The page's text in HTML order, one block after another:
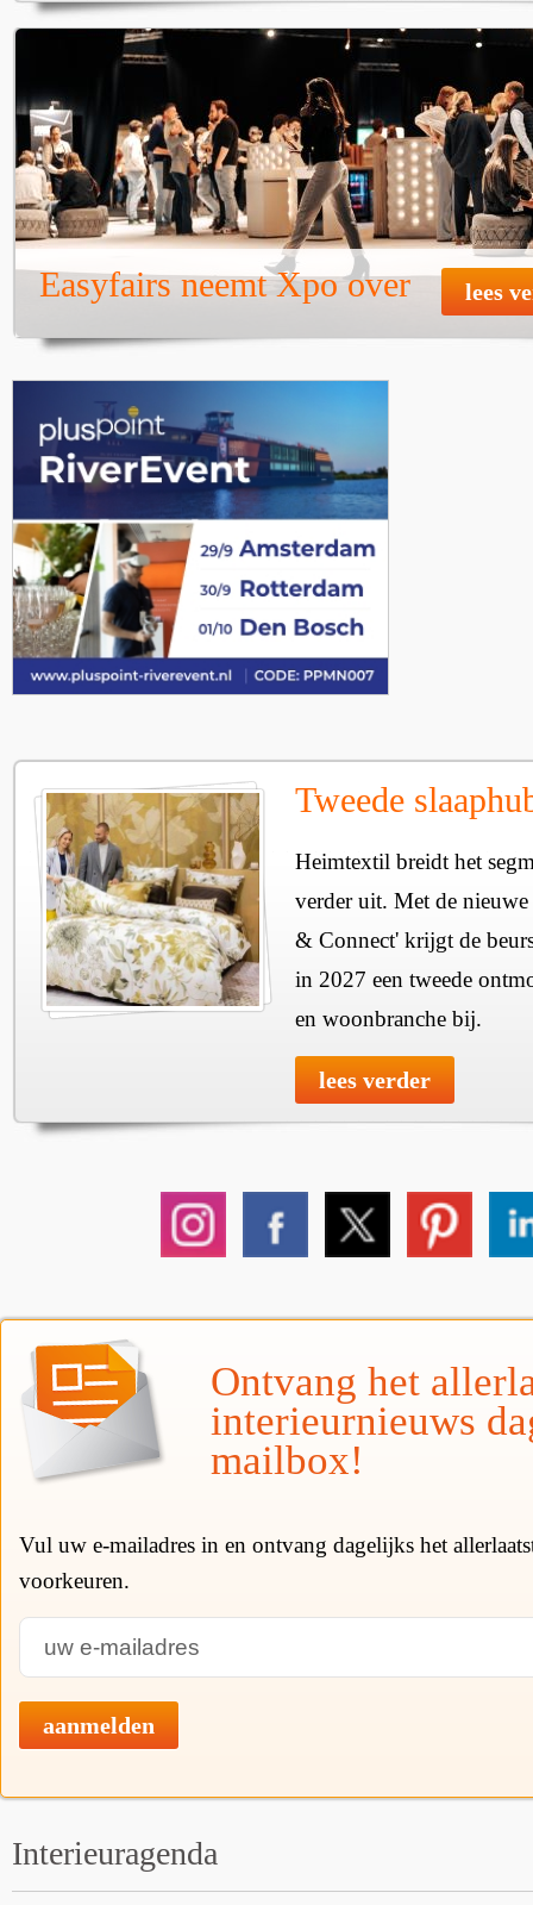
Easyfairs neemt Xpo over lees
Tweede
Heimtextil breidt het
verder uit. Met de
& Connect' krijgt de
in 2027 een tweede
en woonbranche bij.
lees verder
Ontvang het
interieurnieuws
mailbox!
Vul uw e-mailadres in en ontvang dagelijks het
voorkeuren.
aanmelden
Interieuragenda